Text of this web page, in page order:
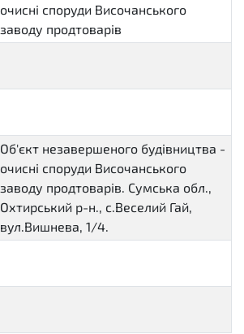
очисні споруди Височанського
заводу продтоварів
Об'єкт незавершеного будівництва -
очисні споруди Височанського
заводу продтоварів. Сумська обл.,
Охтирський р-н., с.Веселий Гай,
вул.Вишнева, 1/4.